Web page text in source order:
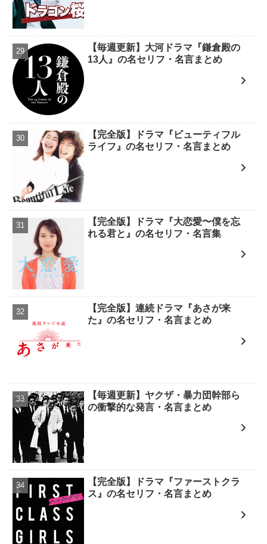
【毎週更新】大河ドラマ『鎌倉殿の
13人』の名セリフ・名言まとめ
【完全版】ドラマ『ビューティフル
ライフ』の名セリフ・名言まとめ
【完全版】ドラマ『大恋愛〜僕を忘
れる君と』の名セリフ・名言集
【完全版】連続ドラマ『あさが来
た』の名セリフ・名言まとめ
【毎週更新】ヤクザ・暴力団幹部ら
の衝撃的な発言・名言まとめ
【完全版】ドラマ『ファーストクラ
ス』の名セリフ・名言まとめ